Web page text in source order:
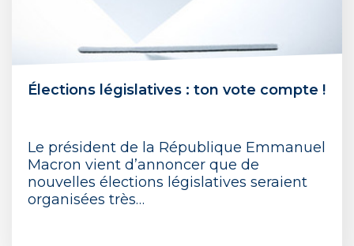
Élections législatives : ton vote compte !
Le président de la République Emmanuel
Macron vient d’annoncer que de
nouvelles élections législatives seraient
organisées très…